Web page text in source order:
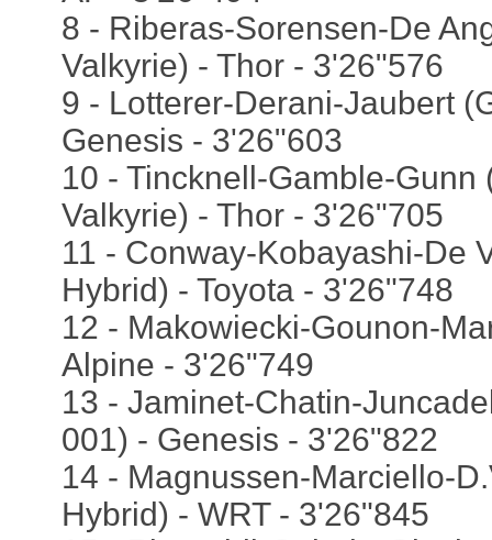
8 - Riberas-Sorensen-De
Valkyrie) - Thor - 3'26"576
9 - Lotterer-Derani-Jaubert
Genesis - 3'26"603
10 - Tincknell-Gamble-Gunn
Valkyrie) - Thor - 3'26"705
11 - Conway-Kobayashi-De
Hybrid) - Toyota - 3'26"748
12 - Makowiecki-Gounon-
Alpine - 3'26"749
13 - Jaminet-Chatin-
001) - Genesis - 3'26"822
14 - Magnussen-Marciello-
Hybrid) - WRT - 3'26"845